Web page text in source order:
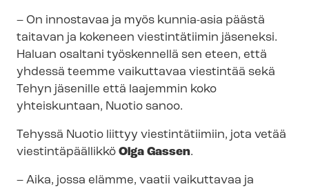
– On innostavaa ja myös kunnia-asia päästä
taitavan ja kokeneen viestintätiimin jäseneksi.
Haluan osaltani työskennellä sen eteen, että
yhdessä teemme vaikuttavaa viestintää sekä
Tehyn jäsenille että laajemmin koko
yhteiskuntaan, Nuotio sanoo.
Tehyssä Nuotio liittyy viestintätiimiin, jota vetää
vies­tin­tä­pääl­lik­kö Olga Gassen.
– Aika, jossa elämme, vaatii vaikuttavaa ja